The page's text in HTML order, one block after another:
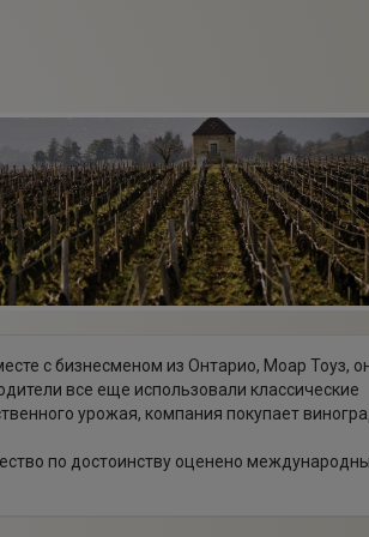
с бизнесменом из Онтарио, Моар Тоуз,
все еще использовали классические
урожая, компания покупает
по достоинству оценено